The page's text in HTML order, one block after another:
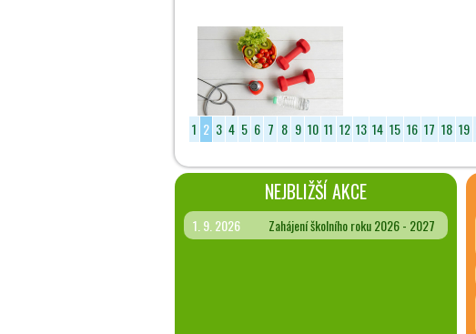
1 2 3 4 5 6 7 8 9 10 11 12 13 14 15 16 17 18 19
NEJBLIŽŠÍ AKCE
1. 9. 2026 Zahájení školního roku 2026 - 2027